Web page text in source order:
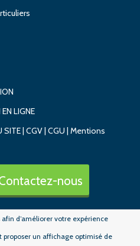
LIGNE
SITE| CGV| CGU | Mentions
nous
d’améliorer votre expérience
un affichage optimisé de